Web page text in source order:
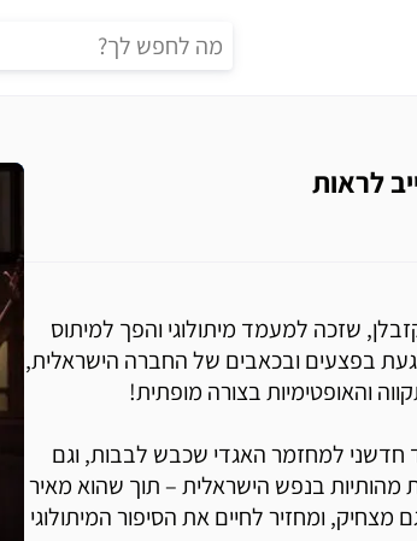
לראות
מחזמר קזבלן, שזכה למעמד מיתולוגי והפך למיתוס
בפצעים ובכאבים של החברה הישראלית,
והאופטימיות בצורה מופתית!
חדשני למחזמר האגדי שכבש לבבות, וגם
מהותיות בנפש הישראלית – תוך שהוא מאיר
ומחזיר לחיים את הסיפור המיתולוגי